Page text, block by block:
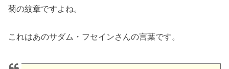
菊の紋章ですよね。
これはあのサダム・フセインさんの言葉です。